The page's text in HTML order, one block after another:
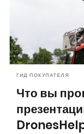
ГИД ПОКУПАТЕЛЯ
Что вы